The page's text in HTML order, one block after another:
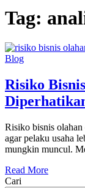
Tag:
Blog
Risiko
Risiko bisnis olahan
agar pelaku usaha
mungkin muncul.
Read More
Cari